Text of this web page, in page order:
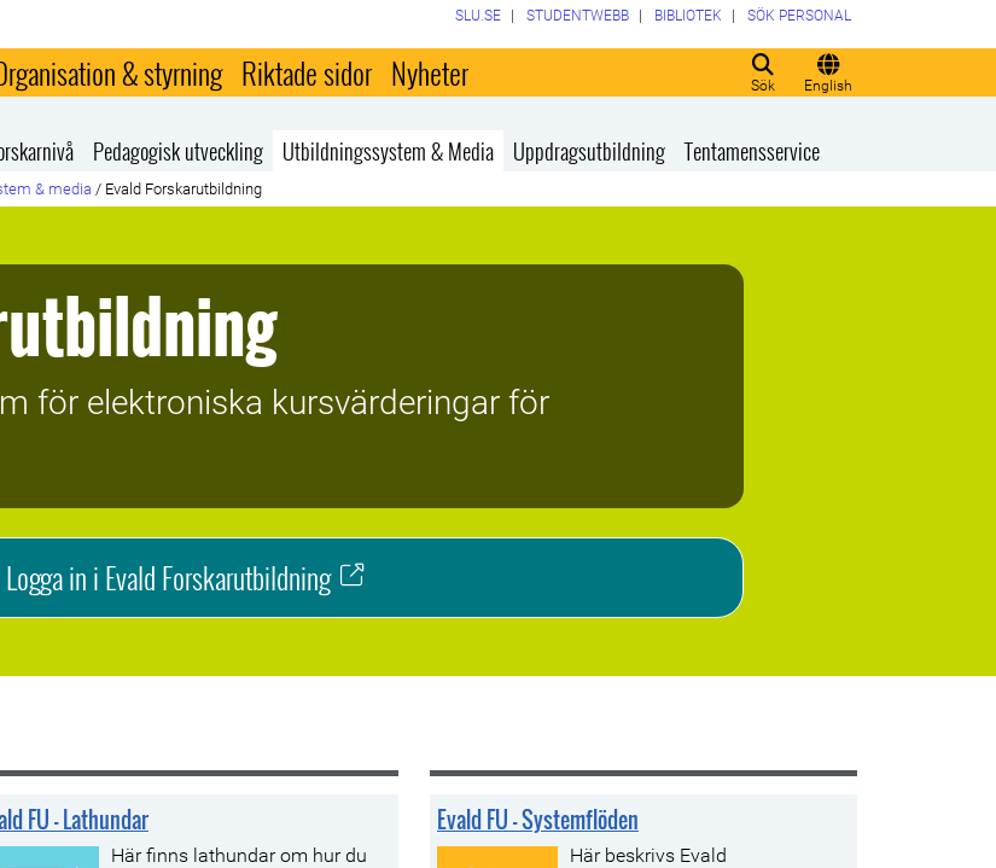
Sök English
SLU.SE STUDENTWEBB BIBLIOTEK SÖK PERSONAL
& styrning Riktade sidor Nyheter
Pedagogisk utveckling Utbildningssystem & Media Uppdragsutbildning Tentamensservice
& media / Evald Forskarutbildning
för elektroniska kursvärderingar för
Logga in i Evald Forskarutbildning
FU - Lathundar
Här finns lathundar om hur du
Evald FU - Systemflöden
Här beskrivs Evald